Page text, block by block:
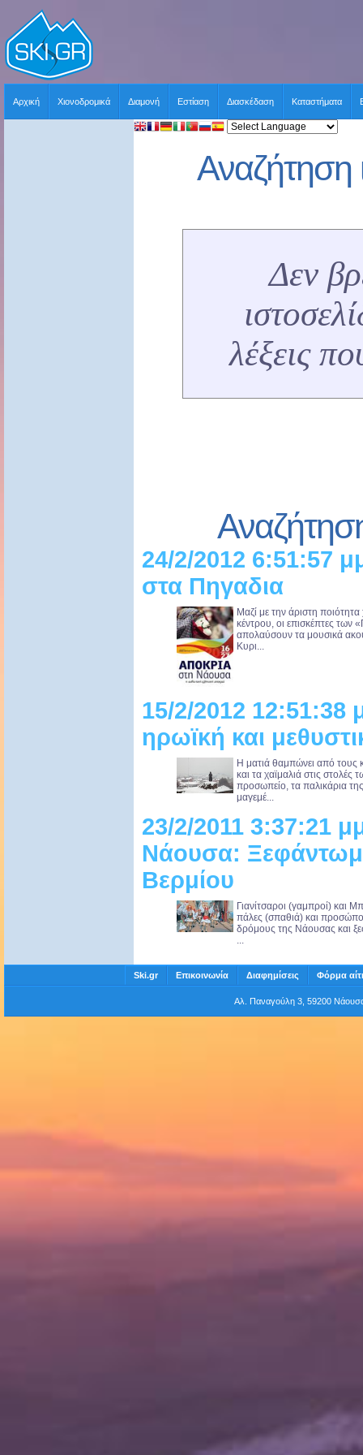
Αρχική Χιονοδρομικά Διαμονή Εστίαση Διασκέδαση Καταστήματα
Αναζήτηση
Δεν
λέξεις
24/2/2012 6:51:57
στα Πηγαδια
Μαζί με την άριστη ποιότητα
κέντρου, οι επισκέπτες των
απολαύσουν τα μουσικά
Κυρι...
15/2/2012
ηρωϊκή και
Η ματιά θαμπώνει από τους
και τα χαϊμαλιά στις
προσωπείο, τα παλικάρια
μαγεμέ...
23/2/2011 3:37:21
Νάουσα:
Βερμίου
Γιανίτσαροι (γαμπροί) και
πάλες (σπαθιά) και
δρόμους της Νάουσας και
...
Ski.gr Επικοινωνία Διαφημίσεις Φόρμα
Αλ. Παναγούλη 3, 59200